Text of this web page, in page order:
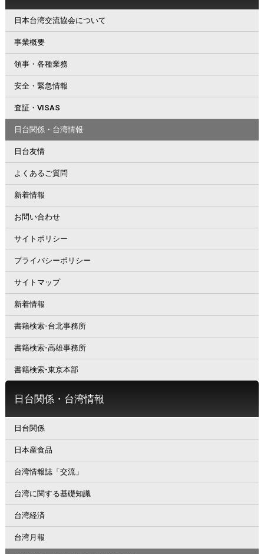
日本台湾交流協会について
事業概要
領事・各種業務
安全・緊急情報
査証・VISAS
日台関係・台湾情報
日台友情
よくあるご質問
新着情報
お問い合わせ
サイトポリシー
プライバシーポリシー
サイトマップ
新着情報
書籍検索-台北事務所
書籍検索-高雄事務所
書籍検索-東京本部
日台関係・台湾情報
日台関係
日本産食品
台湾情報誌「交流」
台湾に関する基礎知識
台湾経済
台湾月報